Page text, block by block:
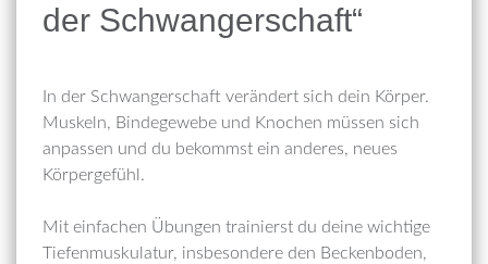
der Schwangerschaft“
In der Schwangerschaft verändert sich dein Körper.
Muskeln, Bindegewebe und Knochen müssen sich
anpassen und du bekommst ein anderes, neues
Körpergefühl.
Mit einfachen Übungen trainierst du deine wichtige
Tiefenmuskulatur, insbesondere den Beckenboden,